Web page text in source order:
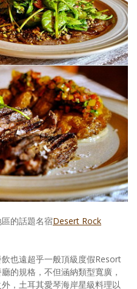
的話題名宿Desert Rock
也遠超乎一般頂級度假Resort
的規格，不但涵納類型寬廣，
，土耳其愛琴海岸星級料理以